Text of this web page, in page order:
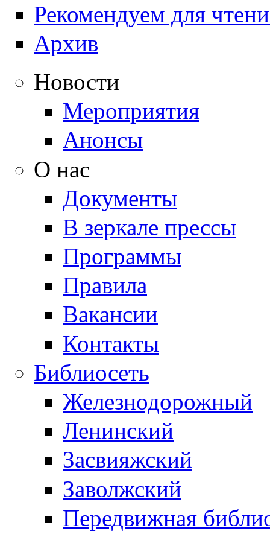
Рекомендуем для
Архив
Новости
Мероприятия
Анонсы
О нас
Документы
В зеркале прессы
Программы
Правила
Вакансии
Контакты
Библиосеть
Железнодорожный
Ленинский
Засвияжский
Заволжский
Передвижная